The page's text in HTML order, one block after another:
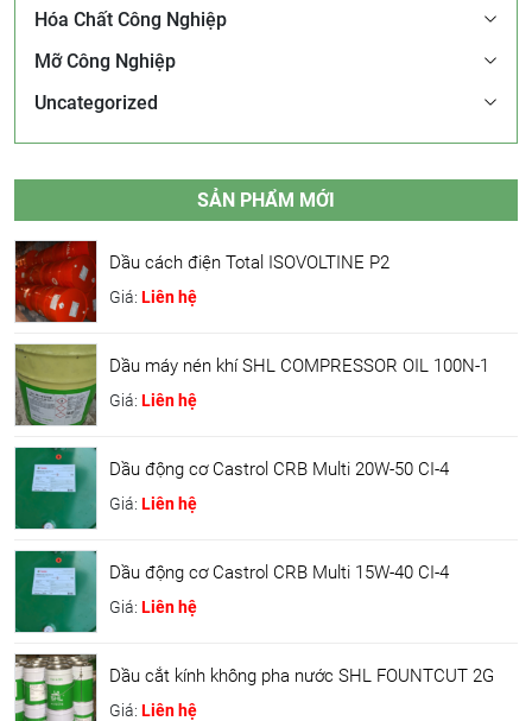
Hóa Chất Công Nghiệp
Mỡ Công Nghiệp
Uncategorized
SẢN PHẨM MỚI
Dầu cách điện Total ISOVOLTINE P2
Giá: Liên hệ
Dầu máy nén khí SHL COMPRESSOR OIL 100N-1
Giá: Liên hệ
Dầu động cơ Castrol CRB Multi 20W-50 CI-4
Giá: Liên hệ
Dầu động cơ Castrol CRB Multi 15W-40 CI-4
Giá: Liên hệ
Dầu cắt kính không pha nước SHL FOUNTCUT 2G
Giá: Liên hệ